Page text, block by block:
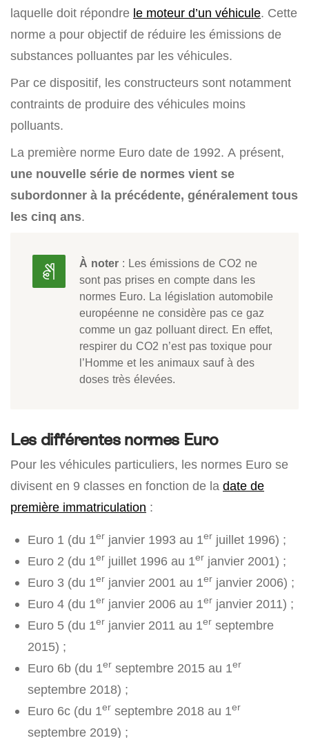
laquelle doit répondre le moteur d’un véhicule. Cette
norme a pour objectif de réduire les émissions de
substances polluantes par les véhicules.
Par ce dispositif, les constructeurs sont notamment
contraints de produire des véhicules moins
polluants.
La première norme Euro date de 1992. A présent,
une nouvelle série de normes vient se
subordonner à la précédente, généralement tous
les cinq ans.
À noter : Les émissions de CO2 ne
sont pas prises en compte dans les
normes Euro. La législation automobile
européenne ne considère pas ce gaz
comme un gaz polluant direct. En effet,
respirer du CO2 n’est pas toxique pour
l’Homme et les animaux sauf à des
doses très élevées.
Les différentes normes Euro
Pour les véhicules particuliers, les normes Euro se
divisent en 9 classes en fonction de la date de
première immatriculation :
Euro 1 (du 1er janvier 1993 au 1er juillet 1996) ;
Euro 2 (du 1er juillet 1996 au 1er janvier 2001) ;
Euro 3 (du 1er janvier 2001 au 1er janvier 2006) ;
Euro 4 (du 1er janvier 2006 au 1er janvier 2011) ;
Euro 5 (du 1er janvier 2011 au 1er septembre
2015) ;
Euro 6b (du 1er septembre 2015 au 1er
septembre 2018) ;
Euro 6c (du 1er septembre 2018 au 1er
septembre 2019) ;